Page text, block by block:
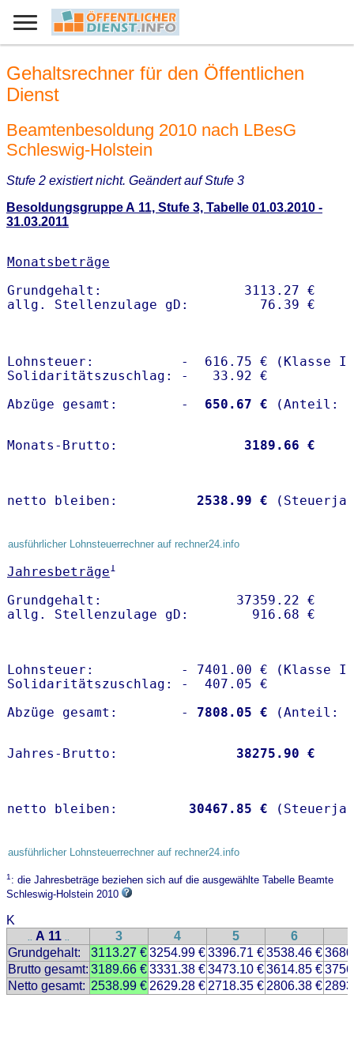
Gehaltsrechner für den Öffentlichen
Dienst
Beamtenbesoldung 2010 nach LBesG
Schleswig-Holstein
Stufe 2 existiert nicht. Geändert auf Stufe 3
Besoldungsgruppe A 11, Stufe 3, Tabelle 01.03.2010 -
31.03.2011
Monatsbeträge
Grundgehalt:                  3113.27 €
Lohnsteuer:           -  616.75 € (Klasse I)
Solidaritätszuschlag: -   33.92 €
Abzüge gesamt:        -
  650.67 €
Monats-Brutto: 3189.66 €
netto bleiben: 2538.99 €
ausführlicher Lohnsteuerrechner auf rechner24.info
Jahresbeträge1
Grundgehalt:                 37359.22 €
Lohnsteuer:           - 7401.00 € (Klasse I)
Solidaritätszuschlag: -  407.05 €
Abzüge gesamt:        -
7808.05 €
Jahres-Brutto: 38275.90 €
netto bleiben: 30467.85 €
ausführlicher Lohnsteuerrechner auf rechner24.info
1: die Jahresbeträge beziehen sich auf die ausgewählte Tabelle Beamte
Schleswig-Holstein 2010
K
.. A 11 .. 3 4 5 6
Grundgehalt:
3113.27 €3254.99 €3396.71 €3538.46 €
Brutto gesamt: 3189.66 €3331.38 €3473.10 €3614.85 €
Netto gesamt: 2538.99 € 2629.28 € 2718.35 € 2806.38 €